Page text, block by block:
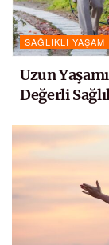
SAĞLIKLI YAŞAM
Uzun
Değerli